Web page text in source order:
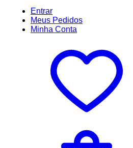
Entrar
Meus Pedidos
Minha Conta